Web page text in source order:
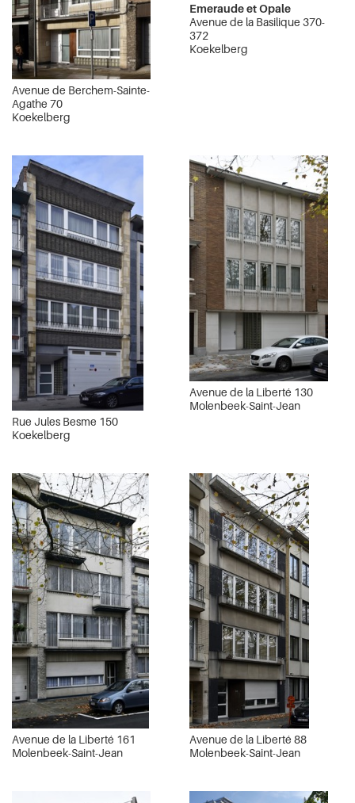
Avenue de Berchem-Sainte-
Agathe 70
Koekelberg
Emeraude et Opale
Avenue de la Basilique 370-
372
Koekelberg
Rue Jules Besme 150
Koekelberg
Avenue de la Liberté 130
Molenbeek-Saint-Jean
Avenue de la Liberté 161
Molenbeek-Saint-Jean
Avenue de la Liberté 88
Molenbeek-Saint-Jean